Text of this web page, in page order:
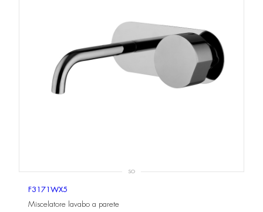
SO
F3171WX5
Miscelatore lavabo a parete